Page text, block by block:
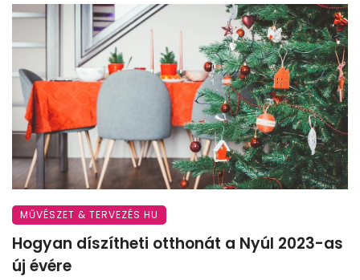
MŰVÉSZET & TERVEZÉS HU
Hogyan díszítheti otthonát a Nyúl 2023-as
új évére